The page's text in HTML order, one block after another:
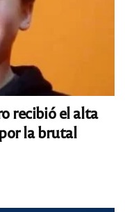
recibió el alta
la brutal